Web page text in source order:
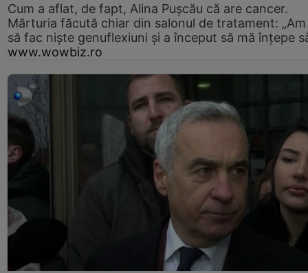
Cum a aflat, de fapt, Alina Pușcău că are cancer.
Mărturia făcută chiar din salonul de tratament:
să fac niște genuflexiuni și a început să mă înțepe
www.wowbiz.ro